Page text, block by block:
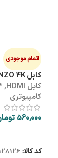
اتمام موجودی
کابل HDMI 5M ENZO 4K
کابل HDMI ,
کامپیوتری
560,000
کد کالا: